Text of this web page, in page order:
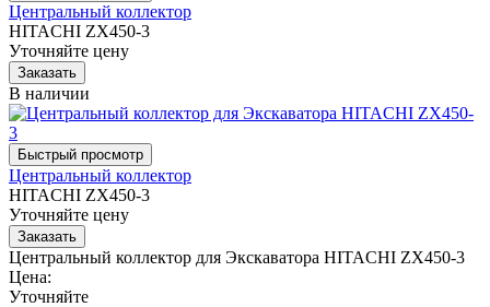
Центральный коллектор
HITACHI ZX450-3
Уточняйте цену
В наличии
Центральный коллектор
HITACHI ZX450-3
Уточняйте цену
Центральный коллектор для Экскаватора HITACHI ZX450-3
Цена:
Уточняйте